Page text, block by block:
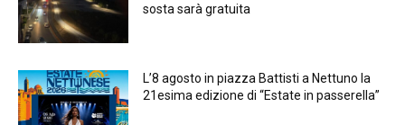
sosta sarà gratuita
L’8 agosto in piazza Battisti a Nettuno la
21esima edizione di “Estate in passerella”